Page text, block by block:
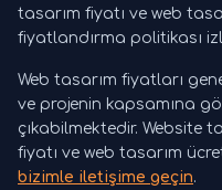
tasarım fiyatı ve web
fiyatlandırma politikası
Web tasarım fiyatları
ve projenin kapsamına
çıkabilmektedir. Website
fiyatı ve web tasarım
bizimle iletişime geçin.